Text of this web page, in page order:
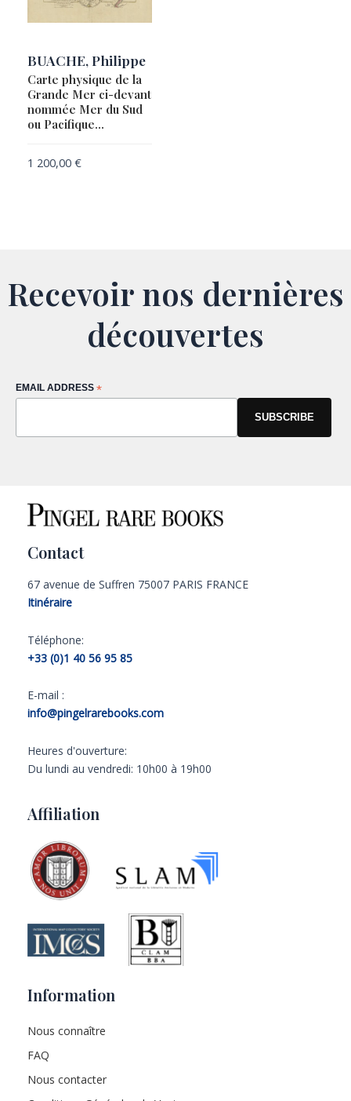
BUACHE, Philippe
Carte physique de la
Grande Mer ci-devant
nommée Mer du Sud
ou Pacifique…
1 200,00 €
Recevoir nos dernières
découvertes
EMAIL ADDRESS *
Contact
67 avenue de Suffren 75007 PARIS FRANCE
Itinéraire
Téléphone:
+33 (0)1 40 56 95 85
E-mail :
info@pingelrarebooks.com
Heures d'ouverture:
Du lundi au vendredi: 10h00 à 19h00
Affiliation
Information
Nous connaître
FAQ
Nous contacter